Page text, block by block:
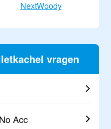
NextWoody
vragen
Acc